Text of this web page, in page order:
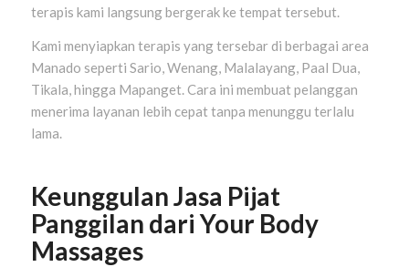
terapis kami langsung bergerak ke tempat tersebut.
Kami menyiapkan terapis yang tersebar di berbagai area
Manado seperti Sario, Wenang, Malalayang, Paal Dua,
Tikala, hingga Mapanget. Cara ini membuat pelanggan
menerima layanan lebih cepat tanpa menunggu terlalu
lama.
Keunggulan Jasa Pijat
Panggilan dari Your Body
Massages